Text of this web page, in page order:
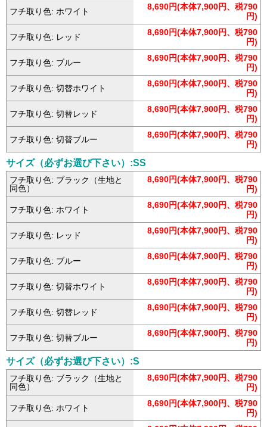
フチ取り色: ホワイト
8,690円(本体7,900円、税790
円)
フチ取り色: レッド
8,690円(本体7,900円、税790
円)
フチ取り色: ブルー
8,690円(本体7,900円、税790
円)
フチ取り色: 切替ホワイト
8,690円(本体7,900円、税790
円)
フチ取り色: 切替レッド
8,690円(本体7,900円、税790
円)
フチ取り色: 切替ブルー
8,690円(本体7,900円、税790
円)
サイズ（必ずお選び下さい）:SS
フチ取り色: ブラック（生地と
同色）
8,690円(本体7,900円、税790
円)
フチ取り色: ホワイト
8,690円(本体7,900円、税790
円)
フチ取り色: レッド
8,690円(本体7,900円、税790
円)
フチ取り色: ブルー
8,690円(本体7,900円、税790
円)
フチ取り色: 切替ホワイト
8,690円(本体7,900円、税790
円)
フチ取り色: 切替レッド
8,690円(本体7,900円、税790
円)
フチ取り色: 切替ブルー
8,690円(本体7,900円、税790
円)
サイズ（必ずお選び下さい）:S
フチ取り色: ブラック（生地と
同色）
8,690円(本体7,900円、税790
円)
フチ取り色: ホワイト
8,690円(本体7,900円、税790
円)